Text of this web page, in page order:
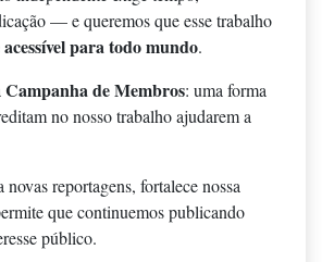
— e queremos que esse trabalho
para todo mundo.
Campanha de Membros: uma forma
no nosso trabalho ajudarem a
reportagens, fortalece nossa
que continuemos publicando
público.